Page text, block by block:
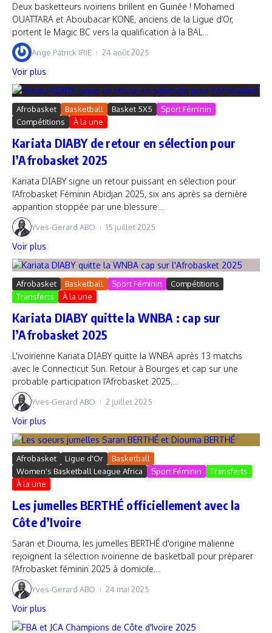
Deux basketteurs ivoiriens brillent en Guinée ! Mohamed
OUATTARA et Aboubacar KONE, anciens de la Ligue d’Or,
portent le Magic BC vers la qualification à la BAL...
Ange Patrick IRIE 24 août 2025
Voir plus
Afrobasket Basketball Basket 5X5
Sport Féminin
Compétitions
À la une
Kariata DIABY de retour en sélection pour
l’Afrobasket 2025
Kariata DIABY signe un retour puissant en sélection pour
l’Afrobasket Féminin Abidjan 2025, six ans après sa dernière
apparition stoppée par une blessure....
Yves-Gerard ABO 15 juillet 2025
Voir plus
Afrobasket Basketball Sport Féminin
Compétitions
Transferts
À la une
Kariata DIABY quitte la WNBA : cap sur
l’Afrobasket 2025
L'ivoirienne Kariata DIABY quitte la WNBA après 13 matchs
avec le Connecticut Sun. Retour à Bourges et cap sur une
probable participation l’Afrobasket 2025....
Yves-Gerard ABO 2 juillet 2025
Voir plus
Afrobasket Ligue d'Or
Basketball
Women's Basketball League Africa
Sport Féminin
Transferts
À la une
Les jumelles BERTHÉ officiellement avec la
Côte d’Ivoire
Saran et Diouma, les jumelles BERTHÉ d'origine malienne
rejoignent la sélection ivoirienne de basketball pour préparer
l’Afrobasket féminin 2025 à domicile....
Yves-Gerard ABO 24 mai 2025
Voir plus